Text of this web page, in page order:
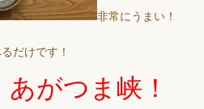
非常にうまい！
だけです！
がつま峡！